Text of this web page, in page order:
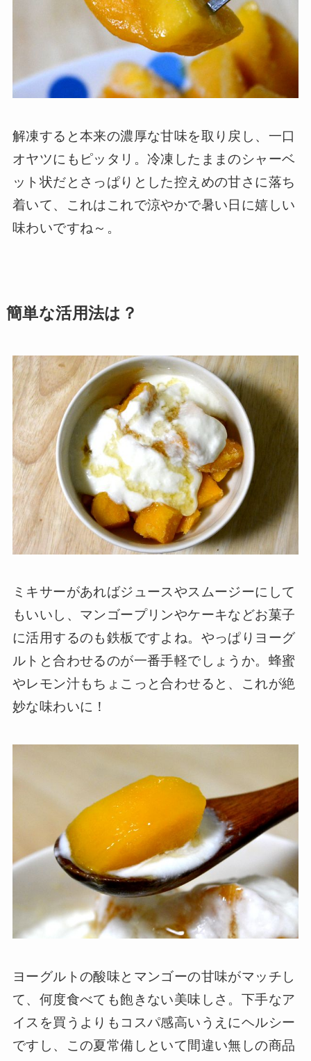
解凍すると本来の濃厚な甘味を取り戻し、一口
オヤツにもピッタリ。冷凍したままのシャーベ
ット状だとさっぱりとした控えめの甘さに落ち
着いて、これはこれで涼やかで暑い日に嬉しい
味わいですね～。
簡単な活用法は？
ミキサーがあればジュースやスムージーにして
もいいし、マンゴープリンやケーキなどお菓子
に活用するのも鉄板ですよね。やっぱりヨーグ
ルトと合わせるのが一番手軽でしょうか。蜂蜜
やレモン汁もちょこっと合わせると、これが絶
妙な味わいに！
ヨーグルトの酸味とマンゴーの甘味がマッチし
て、何度食べても飽きない美味しさ。下手なア
イスを買うよりもコスパ感高いうえにヘルシー
ですし、この夏常備しといて間違い無しの商品